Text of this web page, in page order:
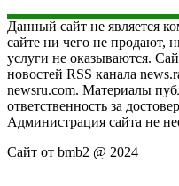
Данный сайт не является
сайте ни чего не продают,
услуги не оказываются.
новостей RSS канала
newsru.com. Материалы
ответственность за
Администрация сайта не
Сайт от bmb2 @ 2024